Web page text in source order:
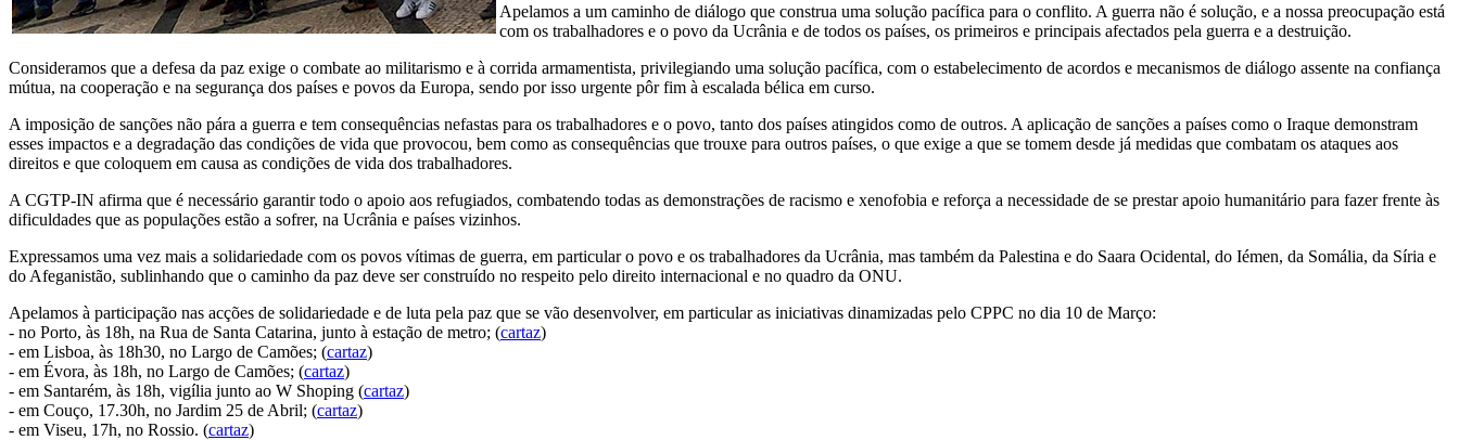
Apelamos a um caminho de diálogo que construa uma solução pacífica para o conflito. A guerra não é solução, e a nossa preocupação está
com os trabalhadores e o povo da Ucrânia e de todos os países, os primeiros e principais afectados pela guerra e a destruição.
Consideramos que a defesa da paz exige o combate ao militarismo e à corrida armamentista, privilegiando uma solução pacífica, com o estabelecimento de acordos e mecanismos de diálogo assente na confiança
mútua, na cooperação e na segurança dos países e povos da Europa, sendo por isso urgente pôr fim à escalada bélica em curso.
A imposição de sanções não pára a guerra e tem consequências nefastas para os trabalhadores e o povo, tanto dos países atingidos como de outros. A aplicação de sanções a países como o Iraque demonstram
esses impactos e a degradação das condições de vida que provocou, bem como as consequências que trouxe para outros países, o que exige a que se tomem desde já medidas que combatam os ataques aos
direitos e que coloquem em causa as condições de vida dos trabalhadores.
A CGTP-IN afirma que é necessário garantir todo o apoio aos refugiados, combatendo todas as demonstrações de racismo e xenofobia e reforça a necessidade de se prestar apoio humanitário para fazer frente às
dificuldades que as populações estão a sofrer, na Ucrânia e países vizinhos.
Expressamos uma vez mais a solidariedade com os povos vítimas de guerra, em particular o povo e os trabalhadores da Ucrânia, mas também da Palestina e do Saara Ocidental, do Iémen, da Somália, da Síria e
do Afeganistão, sublinhando que o caminho da paz deve ser construído no respeito pelo direito internacional e no quadro da ONU.
Apelamos à participação nas acções de solidariedade e de luta pela paz que se vão desenvolver, em particular as iniciativas dinamizadas pelo CPPC no dia 10 de Março:
- no Porto, às 18h, na Rua de Santa Catarina, junto à estação de metro; (cartaz)
- em Lisboa, às 18h30, no Largo de Camões; (cartaz)
- em Évora, às 18h, no Largo de Camões; (cartaz)
- em Santarém, às 18h, vigília junto ao W Shoping (cartaz)
- em Couço, 17.30h, no Jardim 25 de Abril; (cartaz)
- em Viseu, 17h, no Rossio. (cartaz)